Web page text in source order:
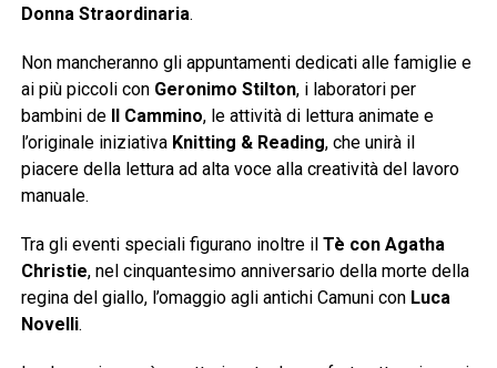
Donna Straordinaria.
Non mancheranno gli appuntamenti dedicati alle famiglie e
ai più piccoli con Geronimo Stilton, i laboratori per
bambini de
Il Cammino, le attività di lettura animate e
l’originale iniziativa Knitting & Reading, che unirà il
piacere della lettura ad alta voce alla creatività del lavoro
manuale.
Tra gli eventi speciali figurano inoltre il Tè con Agatha
Christie, nel cinquantesimo anniversario della morte della
regina del giallo, l’omaggio agli antichi Camuni con Luca
Novelli.